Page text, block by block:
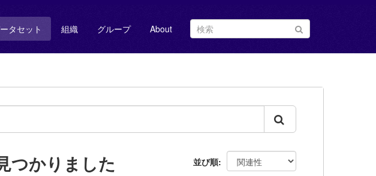
タセット 組織 グループ About
並び順
つかりました